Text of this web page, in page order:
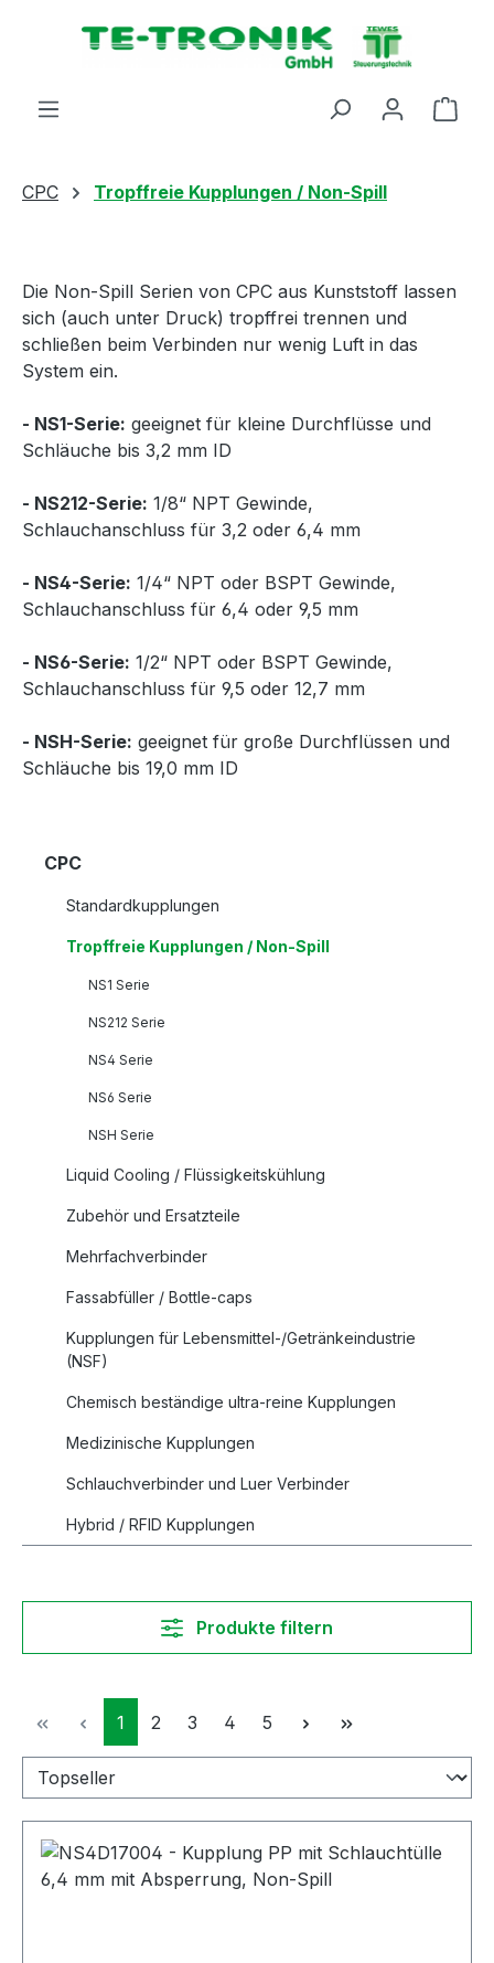
springen
CPC Tropffreie Kupplungen / Non-Spill
Die Non-Spill Serien von CPC aus Kunststoff lassen
sich (auch unter Druck) tropffrei trennen und
schließen beim Verbinden nur wenig Luft in das
System ein.
- NS1-Serie: geeignet für kleine Durchflüsse und
Schläuche bis 3,2 mm ID
- NS212-Serie: 1/8“ NPT Gewinde,
Schlauchanschluss für 3,2 oder 6,4 mm
- NS4-Serie: 1/4“ NPT oder BSPT Gewinde,
Schlauchanschluss für 6,4 oder 9,5 mm
- NS6-Serie: 1/2“ NPT oder BSPT Gewinde,
Schlauchanschluss für 9,5 oder 12,7 mm
- NSH-Serie: geeignet für große Durchflüssen und
Schläuche bis 19,0 mm ID
CPC
Standardkupplungen
Tropffreie Kupplungen / Non-Spill
NS1 Serie
NS212 Serie
NS4 Serie
NS6 Serie
NSH Serie
Liquid Cooling / Flüssigkeitskühlung
Zubehör und Ersatzteile
Mehrfachverbinder
Fassabfüller / Bottle-caps
Kupplungen für Lebensmittel-/Getränkeindustrie
(NSF)
Chemisch beständige ultra-reine Kupplungen
Medizinische Kupplungen
Schlauchverbinder und Luer Verbinder
Hybrid / RFID Kupplungen
Produkte filtern
Seite
1 Seite
2 Seite
3 Seite
4 Seite
5